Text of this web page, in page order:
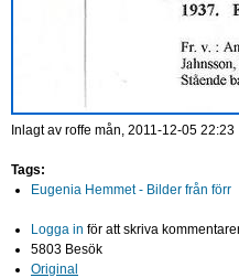
Inlagt av roffe mån, 2011-12-05 22:23
Tags:
Eugenia Hemmet - Bilder från förr
Logga in för att skriva
5803 Besök
Original